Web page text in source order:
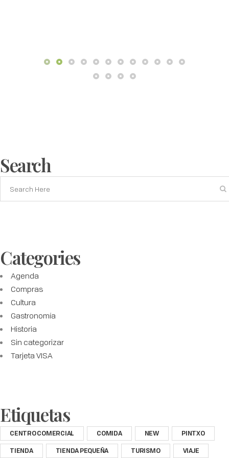
Search
Categories
Agenda
Compras
Cultura
Gastronomía
Historia
Sin categorizar
Tarjeta VISA
Etiquetas
CENTRO COMERCIAL COMIDA NEW
PINTXO
TIENDA
TIENDA PEQUEÑA TURISMO VIAJE